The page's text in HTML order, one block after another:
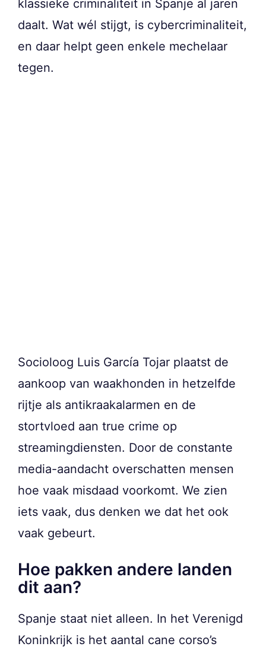
klassieke criminaliteit in Spanje al jaren
daalt. Wat wél stijgt, is cybercriminaliteit,
en daar helpt geen enkele mechelaar
tegen.
Socioloog Luis García Tojar plaatst de
aankoop van waakhonden in hetzelfde
rijtje als antikraakalarmen en de
stortvloed aan true crime op
streamingdiensten. Door de constante
media-aandacht overschatten mensen
hoe vaak misdaad voorkomt. We zien
iets vaak, dus denken we dat het ook
vaak gebeurt.
Hoe pakken andere landen
dit aan?
Spanje staat niet alleen. In het Verenigd
Koninkrijk is het aantal cane corso’s